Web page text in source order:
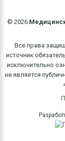
© 2026
Все права
источник
исключительно
не является